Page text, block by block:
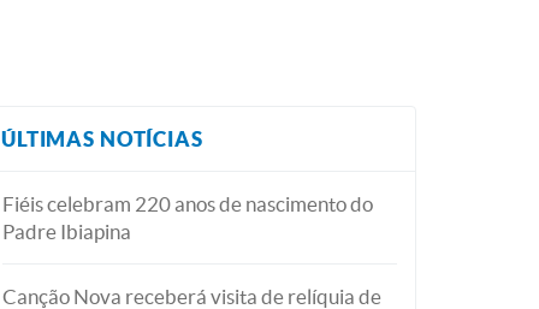
ÚLTIMAS NOTÍCIAS
Fiéis celebram 220 anos de nascimento do
Padre Ibiapina
Canção Nova receberá visita de relíquia de